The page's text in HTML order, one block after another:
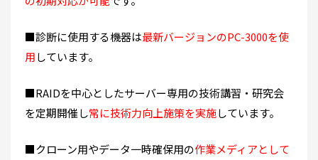
■診断に使用する機器は最新バージョンのPC-3000を使
用しています。
■RAIDを中心としたサーバー専用の技術講習・研究会
を定期開催し常に技術力向上施策を実施しています。
■クローン用やデータ一時確保用の作業メディアとして